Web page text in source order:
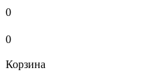
0
0
Корзина